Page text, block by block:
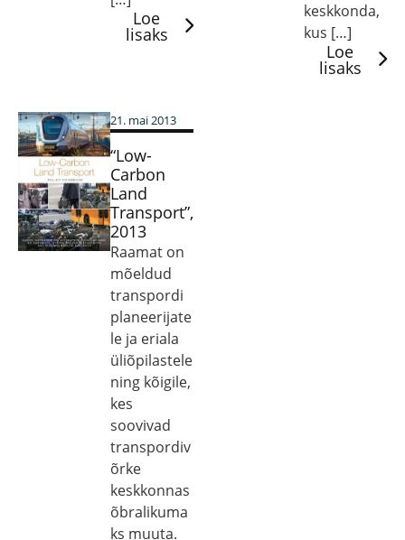
Loe
lisaks
keskkonda,
kus […]
Loe
lisaks
21. mai 2013
“Low-
Carbon
Land
Transport”,
2013
Raamat on
mõeldud
transpordi
planeerijate
le ja eriala
üliõpilastele
ning kõigile,
kes
soovivad
transpordiv
õrke
keskkonnas
õbralikuma
ks muuta.